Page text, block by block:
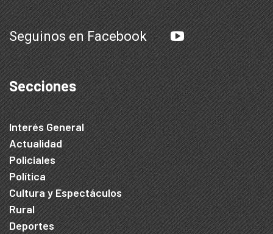
Seguinos en Facebook
Secciones
Interés General
Actualidad
Policiales
Política
Cultura y Espectáculos
Rural
Deportes